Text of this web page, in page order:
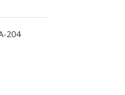
204